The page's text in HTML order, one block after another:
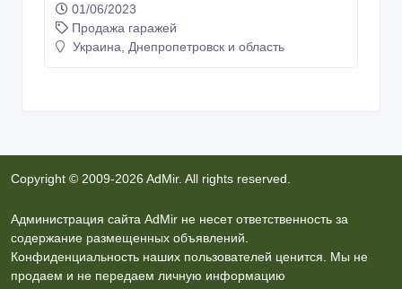
01/06/2023
Продажа гаражей
Украина, Днепропетровск и область
Copyright © 2009-2026 AdMir. All rights reserved.
Администрация сайта AdMir не несет ответственность за
содержание размещенных объявлений.
Конфиденциальность наших пользователей ценится. Мы не
продаем и не передаем личную информацию